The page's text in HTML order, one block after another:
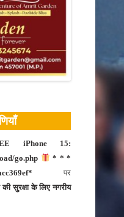
iPhone 15:
go.php
* * *
पर
की सुरक्षा के लिए नगरीय